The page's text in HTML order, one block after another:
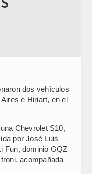
dos vehículos
e Hiriart, en el
Chevrolet S10,
por José Luis
Fun, dominio GQZ
acompañada